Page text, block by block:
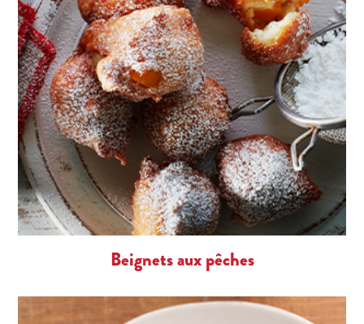
Beignets aux pêches